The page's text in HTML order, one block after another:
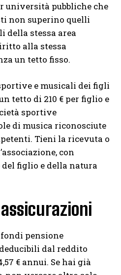
università pubbliche che
non superino quelli
della stessa area
alla stessa
un tetto fisso.
e musicali dei figli
tetto di 210 € per figlio e
sportive
di musica riconosciute
Tieni la ricevuta o
con
figlio e della natura
pensione
dal reddito
€ annui. Se hai già